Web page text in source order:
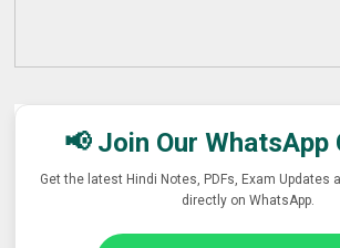
📢 Join Our WhatsApp
Get the latest Hindi Notes, PDFs, Exam Updates
directly on WhatsApp.